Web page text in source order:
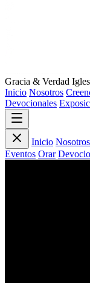
Gracia & Verdad
Inicio Nosotros
Devocionales
Inicio Nosotros
Eventos Orar